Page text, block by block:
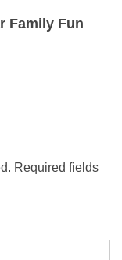
Family Fun
Required fields